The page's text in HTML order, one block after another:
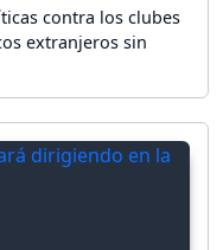
contra los clubes
extranjeros sin